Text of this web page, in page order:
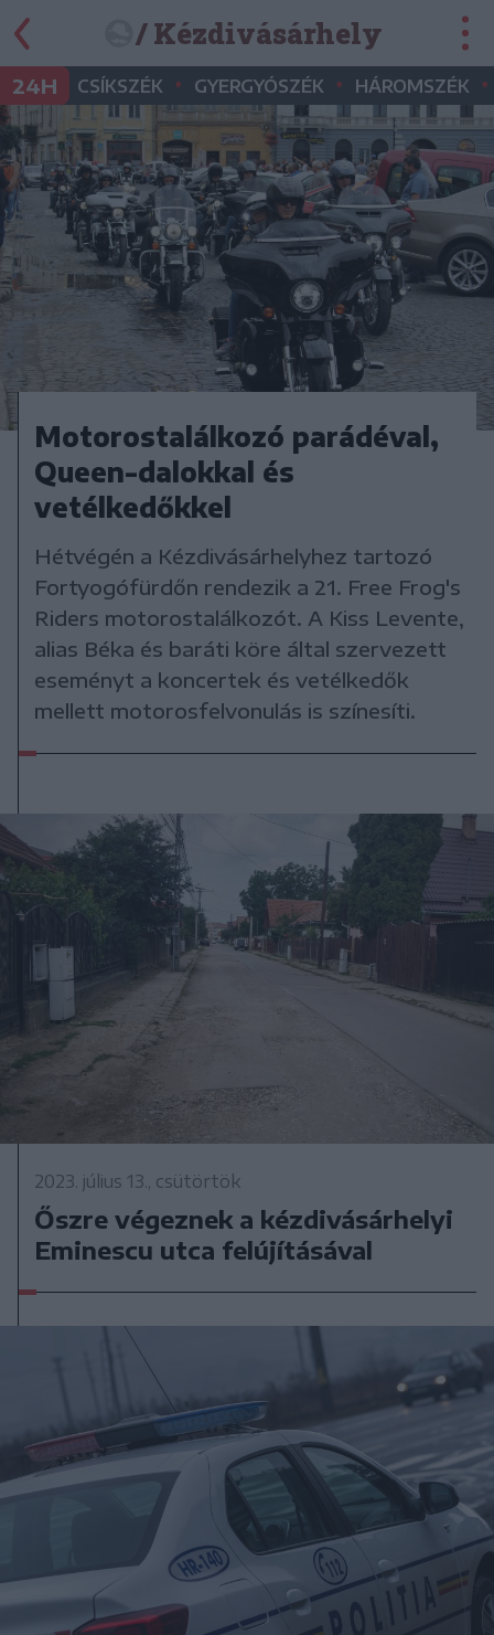
/ Kézdivásárhely
24H CSÍKSZÉK • GYERGYÓSZÉK • HÁROMSZÉK •
Motorostalálkozó parádéval,
Queen-dalokkal és
vetélkedőkkel
Hétvégén a Kézdivásárhelyhez tartozó
Fortyogófürdőn rendezik a 21. Free Frog's
Riders motorostalálkozót. A Kiss Levente,
alias Béka és baráti köre által szervezett
eseményt a koncertek és vetélkedők
mellett motorosfelvonulás is színesíti.
2023. július 13., csütörtök
Őszre végeznek a kézdivásárhelyi
Eminescu utca felújításával